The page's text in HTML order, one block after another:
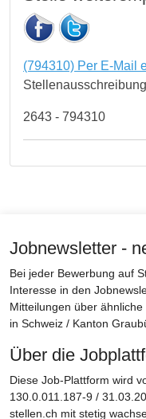
(794310) Per E-Mail
2643 - 794310
Jobnewsletter -
Bei jeder Bewerbung auf
Interesse in den
Mitteilungen über
in Schweiz / Kanton
Über die
Diese Job-Plattform wird
130.0.011.187-9 /
stellen.ch mit stetig